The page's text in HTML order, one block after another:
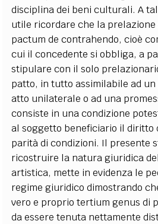
disciplina dei beni culturali. A
utile ricordare che la
pactum de contrahendo, cioè
cui il concedente si obbliga, a
stipulare con il solo
patto, in tutto assimilabile ad
atto unilaterale o ad una
consiste in una condizione
al soggetto beneficiario il diritto
parità di condizioni. Il presente
ricostruire la natura giuridica
artistica, mette in evidenza le
regime giuridico dimostrando
vero e proprio tertium genus di
da essere tenuta nettamente